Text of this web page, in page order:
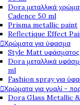
Dora μεταλλικά
Cadence 50 ml
Prisma metallic paint
Reflectique Effect
Χρώματα για ύφασμα
Style Matt
Dora μεταλλικά
ml
Fashion spray για
Χρώματα για γυαλί -
Dora Glass Metallic